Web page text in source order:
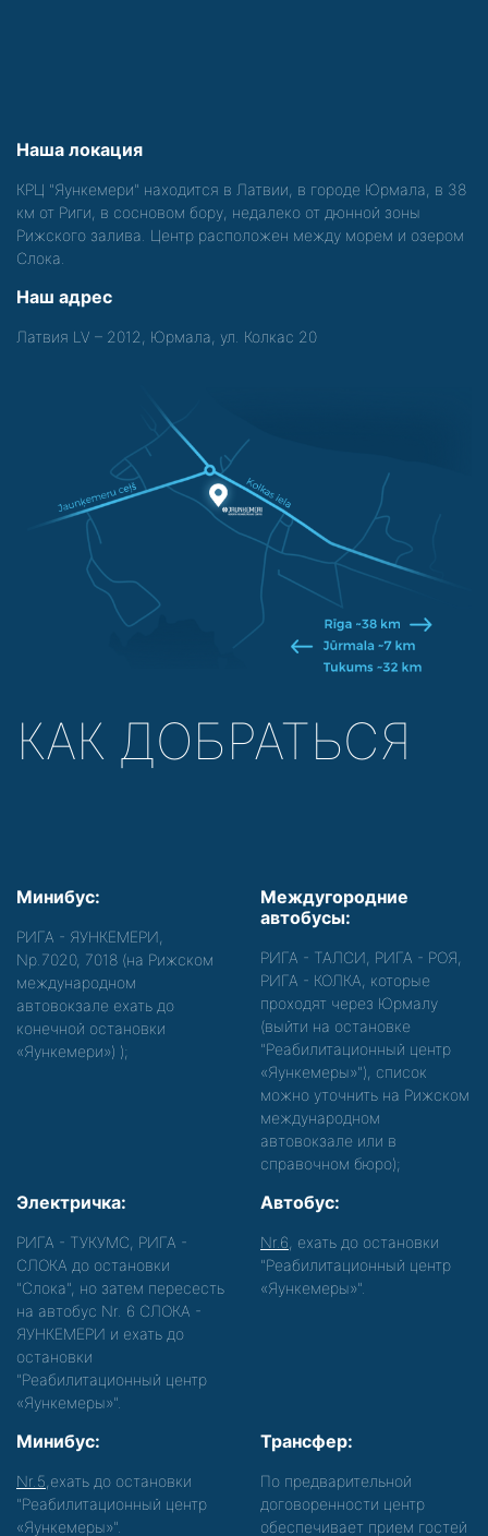
Наша локация
КРЦ "Яункемери" находится в Латвии, в городе Юрмала, в 38
км от Риги, в сосновом бору, недалеко от дюнной зоны
Рижского залива. Центр расположен между морем и озером
Слока.
Наш адрес
Латвия LV – 2012, Юрмала, ул. Колкас 20
КАК ДОБРАТЬСЯ
Минибус:
РИГА - ЯУНКЕМЕРИ,
Nр.7020, 7018 (на Рижском
международном
автовокзале ехать до
конечной остановки
«Яункемери») );
Междугородние
автобусы:
РИГА - ТАЛСИ, РИГА - РОЯ,
РИГА - КОЛКА, которые
проходят через Юрмалу
(выйти на остановке
"Реабилитационный центр
«Яункемеры»"), список
можно уточнить на Рижском
международном
автовокзале или в
справочном бюро);
Электричка:
РИГА - ТУКУМС, РИГА -
СЛОКА до остановки
"Слока", но затем пересесть
на автобус Nr. 6 СЛОКА -
ЯУНКЕМЕРИ и ехать до
остановки
"Реабилитационный центр
«Яункемеры»".
Автобус:
Nr.6 , ехать до остановки
"Реабилитационный центр
«Яункемеры»".
Минибус:
Nr.5 ,ехать до остановки
"Реабилитационный центр
«Яункемеры»".
Трансфер:
По предварительной
договоренности центр
обеспечивает прием гостей